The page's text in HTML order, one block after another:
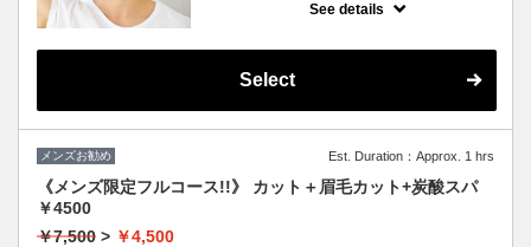
かな印象になります！！
See details
Select
メンズお勧め Est. Duration：Approx. 1 hrs
《メンズ限定フルコース!!》 カット＋眉毛カット+炭酸スパ
￥4500
￥7,500 > ￥4,500